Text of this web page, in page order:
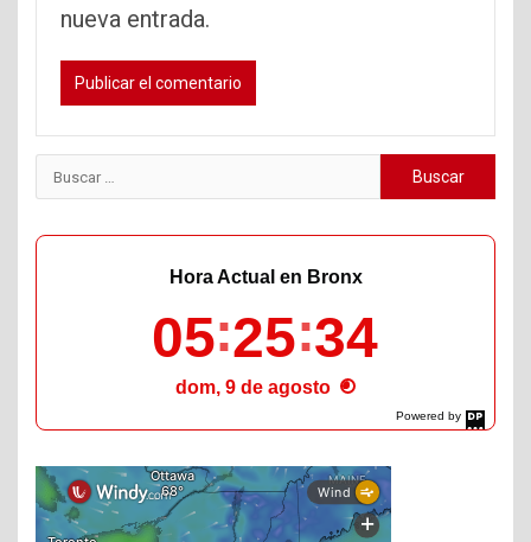
nueva entrada.
Buscar:
Powered by
DaysPedia.com
Hora Actual en Bronx
05 25 36
dom, 9 de agosto